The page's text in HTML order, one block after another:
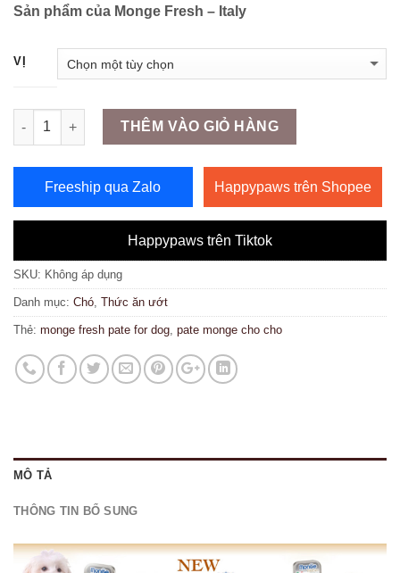
Sản phẩm của Monge Fresh – Italy
VỊ
Số lượng
THÊM VÀO GIỎ HÀNG
Freeship qua Zalo Happypaws trên Shopee
Happypaws trên Tiktok
SKU: Không áp dụng
Danh mục: Chó Thức ăn ướt
Thẻ: monge fresh pate for dog pate monge cho cho
MÔ TẢ
THÔNG TIN BỔ SUNG